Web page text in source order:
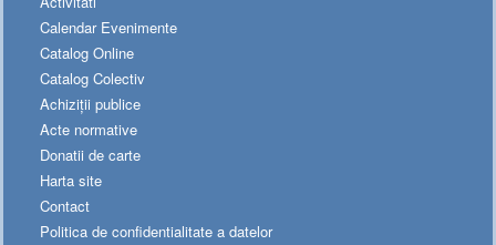
Calendar Evenimente
Catalog Online
Catalog Colectiv
Achiziții publice
Acte normative
Donatii de carte
Harta site
Contact
Politica de confidentialitate a datelor